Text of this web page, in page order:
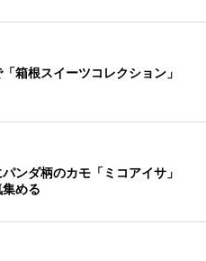
「箱根スイーツコレクション」
ンダ柄のカモ「ミコアイサ」
める